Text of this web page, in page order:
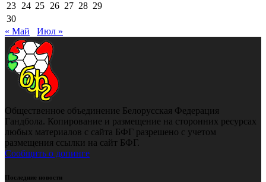
23 24 25 26 27 28 29
30
« Май
Июл »
Общественное объединение Белорусская Федерация
Гандбола. Копирование и размещение на сторонних ресурсах
любых материалов с сайта БФГ разрешено с учетом
размещения ссылки на сайт БФГ.
Сообщить о допинге
Последние новости